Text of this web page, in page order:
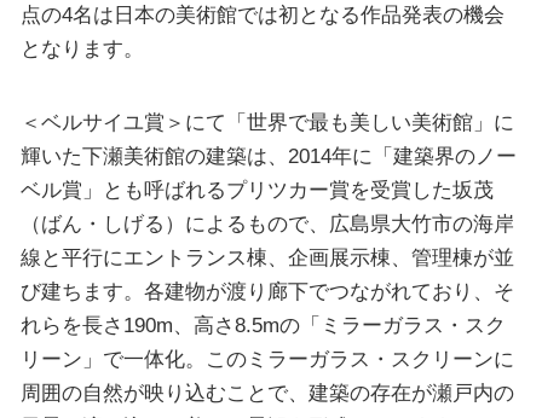
点の4名は日本の美術館では初となる作品発表の機会
となります。
＜ベルサイユ賞＞にて「世界で最も美しい美術館」に
輝いた下瀬美術館の建築は、2014年に「建築界のノー
ベル賞」とも呼ばれるプリツカー賞を受賞した坂茂
（ばん・しげる）によるもので、広島県大竹市の海岸
線と平行にエントランス棟、企画展示棟、管理棟が並
び建ちます。各建物が渡り廊下でつながれており、そ
れらを長さ190m、高さ8.5mの「ミラーガラス・スク
リーン」で一体化。このミラーガラス・スクリーンに
周囲の自然が映り込むことで、建築の存在が瀬戸内の